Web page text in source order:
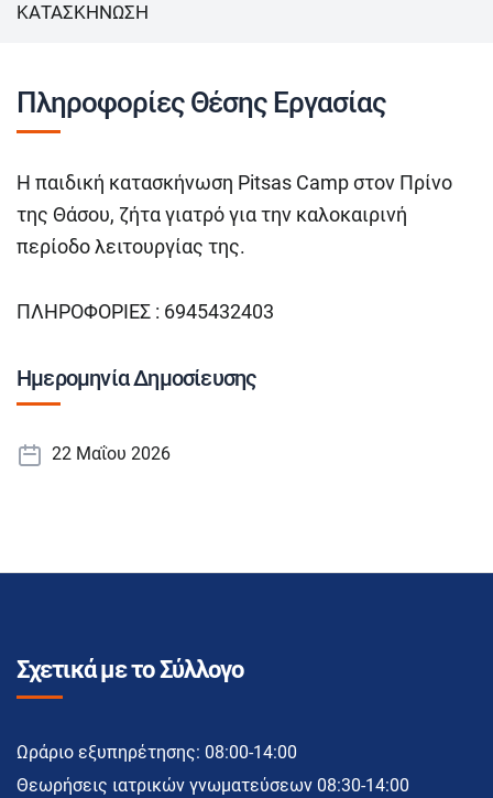
ΚΑΤΑΣΚΗΝΩΣΗ
Πληροφορίες Θέσης Εργασίας
Η παιδική κατασκήνωση Pitsas Camp στον Πρίνο
της Θάσου, ζήτα γιατρό για την καλοκαιρινή
περίοδο λειτουργίας της.
ΠΛΗΡΟΦΟΡΙΕΣ : 6945432403
Ημερομηνία Δημοσίευσης
22 Μαΐου 2026
Σχετικά με το Σύλλογο
Ωράριο εξυπηρέτησης: 08:00-14:00
Θεωρήσεις ιατρικών γνωματεύσεων 08:30-14:00